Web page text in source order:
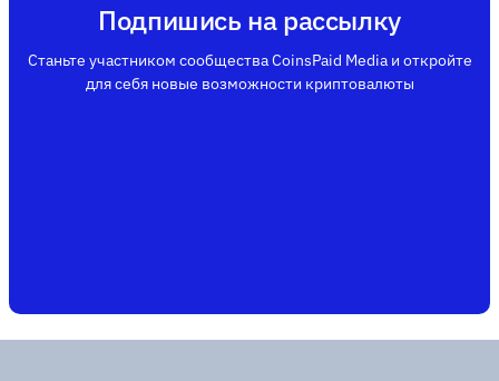
Подпишись на рассылку
Станьте участником сообщества CoinsPaid Media и откройте
для себя новые возможности криптовалюты